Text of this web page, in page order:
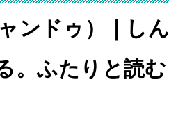
ンドゥ）｜しん
。ふたりと読む